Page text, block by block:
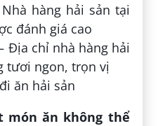
hàng hải sản tại
đánh giá cao
Địa chỉ nhà hàng hải
tươi ngon, trọn vị
ăn hải sản
món ăn không thể